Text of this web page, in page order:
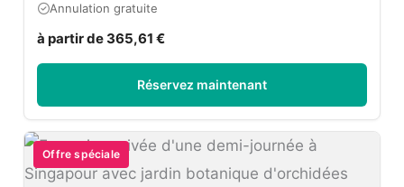
Annulation gratuite
à partir de 365,61 €
Réservez maintenant
Offre spéciale